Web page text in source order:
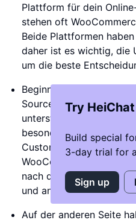
Plattform für dein
stehen oft
Beide Plattformen
daher ist es wichtig, die
um die beste
Beginnen wir mit
Source-E-Commerce-
unterstützt wird.
besonders gut für
Customizing und
WooCommerce kannst
nach deinen
und anpassen.
Auf der anderen Seite
Try HeiChat
Build special
3-day trial for
Sign up